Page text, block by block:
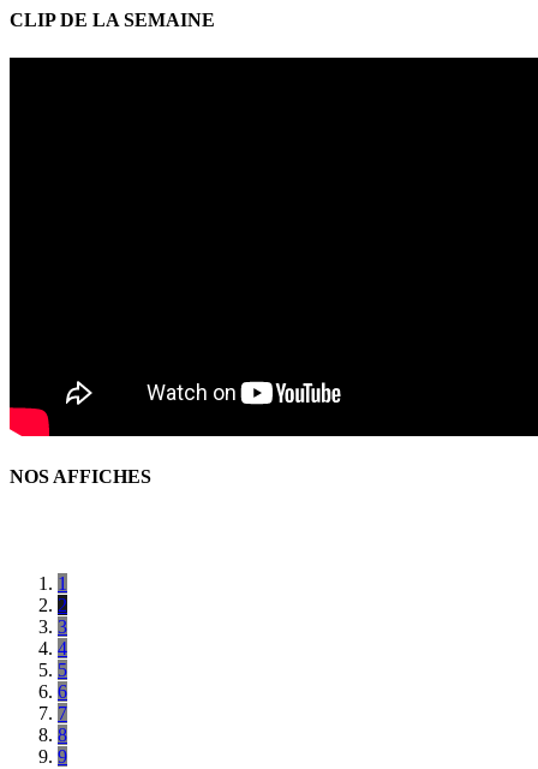
CLIP DE LA SEMAINE
NOS AFFICHES
1
2
3
4
5
6
7
8
9